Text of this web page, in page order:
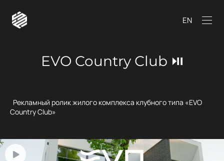
EN
EVO Country Club ⏯
Рекламный ролик жилого комплекса клубного типа «EVO
Country Club»